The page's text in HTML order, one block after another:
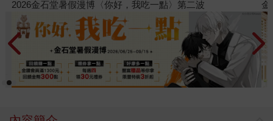
二波 金石堂2026海外優惠：電子書